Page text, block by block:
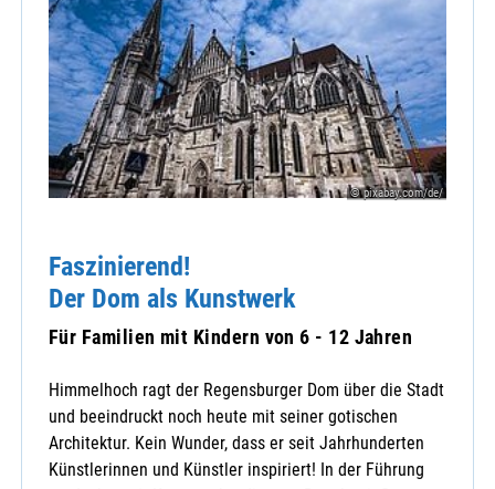
© pixabay.com/de/
Faszinierend!
Der Dom als Kunstwerk
Für Familien mit Kindern von 6 - 12 Jahren
Himmelhoch ragt der Regensburger Dom über die Stadt
und beeindruckt noch heute mit seiner gotischen
Architektur. Kein Wunder, dass er seit Jahrhunderten
Künstlerinnen und Künstler inspiriert! In der Führung